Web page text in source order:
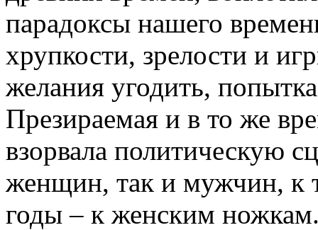
парадоксы нашего
хрупкости, зрелости и
желания угодить,
Презираемая и в то же
взорвала политическую
женщин, так и мужчин, к
годы – к женским